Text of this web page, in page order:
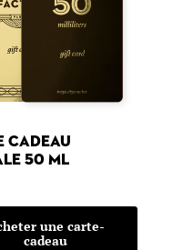
cadeau
50 mL
une carte-
cadeau